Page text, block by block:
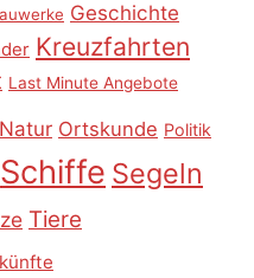
Geschichte
Kreuzfahrten
Last Minute Angebote
Natur Ortskunde Politik
Schiffe Segeln
Tiere